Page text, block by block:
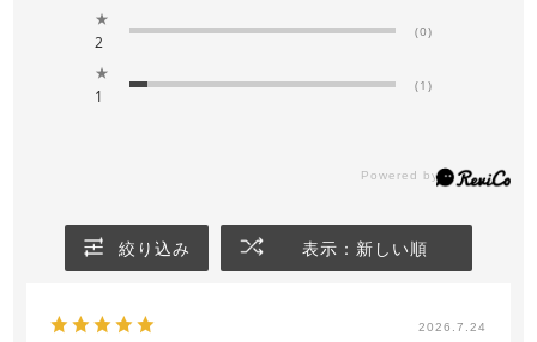
★
2
(0)
★
1
(1)
絞り込み 表示：新しい順
2026.7.24